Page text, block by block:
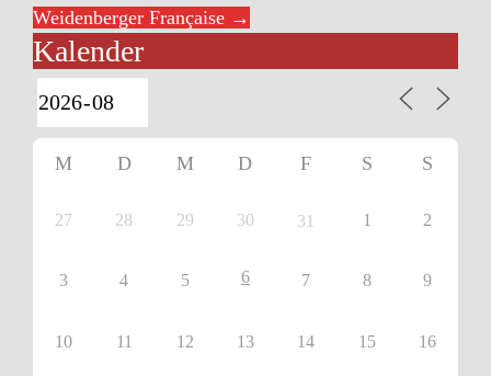
Weidenberger Française →
Kalender
M D M D F S S
27 28 29 30 31 1 2
3 4 5 6 7 8 9
10 11 12 13 14 15 16